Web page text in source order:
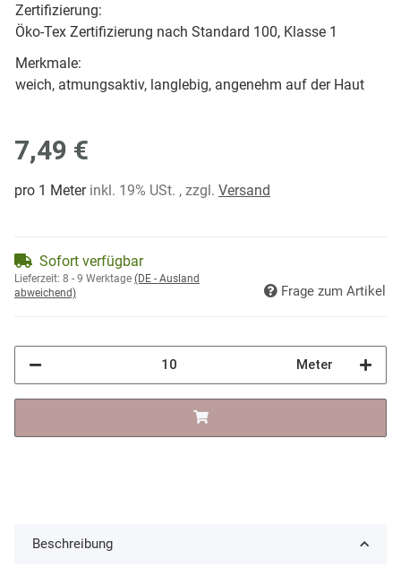
Zertifizierung:
Öko-Tex Zertifizierung nach Standard 100, Klasse 1
Merkmale:
weich, atmungsaktiv, langlebig, angenehm auf der Haut
7,49 €
pro 1 Meter inkl. 19% USt. , zzgl. Versand
Sofort verfügbar
Lieferzeit: 8 - 9 Werktage (DE - Ausland
abweichend)
Frage zum Artikel
Meter
Beschreibung